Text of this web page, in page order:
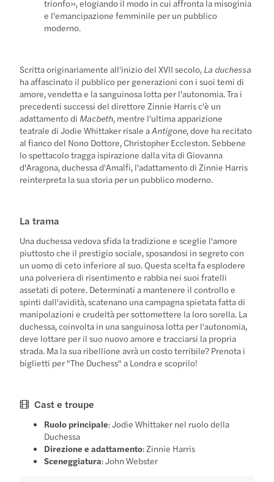
trionfo», elogiando il modo in cui affronta la misoginia
e l'emancipazione femminile per un pubblico
moderno.
Scritta originariamente all'inizio del XVII secolo, La duchessa
ha affascinato il pubblico per generazioni con i suoi temi di
amore, vendetta e la sanguinosa lotta per l'autonomia. Tra i
precedenti successi del direttore Zinnie Harris c'è un
adattamento di Macbeth, mentre l'ultima apparizione
teatrale di Jodie Whittaker risale aAntigone, dove ha recitato
al fianco del Nono Dottore, Christopher Eccleston. Sebbene
lo spettacolo tragga ispirazione dalla vita di Giovanna
d'Aragona, duchessa d'Amalfi, l'adattamento di Zinnie Harris
reinterpreta la sua storia per un pubblico moderno.
La trama
Una duchessa vedova sfida la tradizione e sceglie l'amore
piuttosto che il prestigio sociale, sposandosi in segreto con
un uomo di ceto inferiore al suo. Questa scelta fa esplodere
una polveriera di risentimento e rabbia nei suoi fratelli
assetati di potere. Determinati a mantenere il controllo e
spinti dall'avidità, scatenano una campagna spietata fatta di
manipolazioni e crudeltà per sottomettere la loro sorella. La
duchessa, coinvolta in una sanguinosa lotta per l'autonomia,
deve lottare per il suo nuovo amore e tracciarsi la propria
strada. Ma la sua ribellione avrà un costo terribile? Prenota i
biglietti per "The Duchess" a Londra e scoprilo!
Cast e troupe
Ruolo principale: Jodie Whittaker nel ruolo della
Duchessa
Direzione e adattamento: Zinnie Harris
Sceneggiatura: John Webster